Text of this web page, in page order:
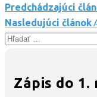
Navigácia
v
článku
Predchádzajúci
Nasledujúci článok
Hľadať:
Zápis do 1.